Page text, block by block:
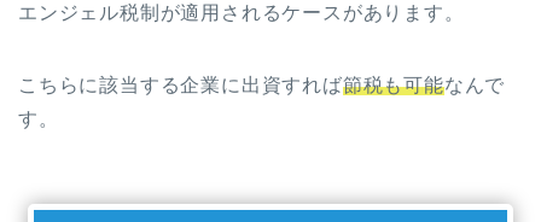
エンジェル税制が適用されるケースがあります。
こちらに該当する企業に出資すれば節税も可能なんで
す。